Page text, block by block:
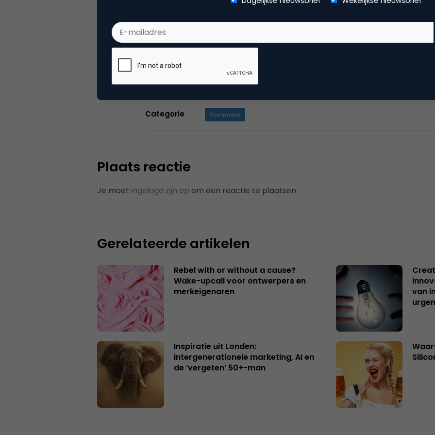
De postings op de site worden door de redactie beoordeeld en ingepland
voor vinden, schrijven we zelf een artikel. Als redactie zijn we ook
samenstelling van het NIMA Marketingfacts Jaarboek en we treden ook
moderator of presentator bij events met vakgenoten. In het colofon vind je
Categorie Commerce
Plaats reactie
Je moet ingelogd zijn op om een reactie te plaatsen.
Gerelateerde artikelen
Rebel with or without a cause?
Wake-upcall voor ontwerpers en
merkeigenaren
van
Inspiratie uit Londen:
intergenerationele marketing, AI en
de ‘vergeten’ 50+-man